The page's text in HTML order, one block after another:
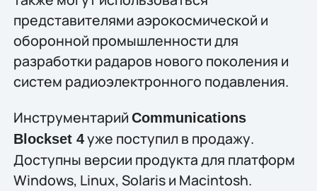
представителями аэрокосмической и
оборонной промышленности для
разработки радаров нового поколения и
систем радиоэлектронного подавления.
Инструментарий Communications
Blockset 4уже поступил в продажу.
Доступны версии продукта для платформ
Windows, Linux, Solaris и Macintosh.